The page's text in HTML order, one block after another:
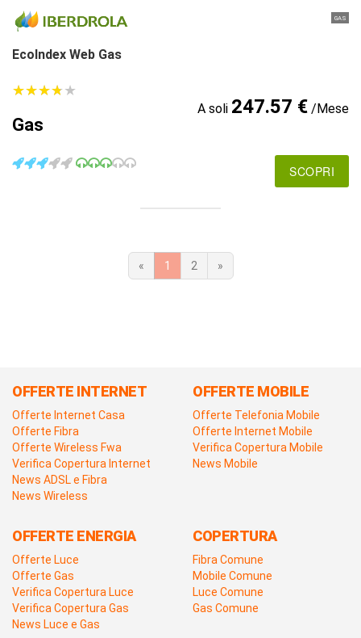
GAS
EcoIndex Web Gas
★★★★★
★★★★★
Gas
A soli 247.57 €/Mese
SCOPRI
« 1 2 »
OFFERTE INTERNET
Offerte Internet Casa
Offerte Fibra
Offerte Wireless Fwa
Verifica Copertura Internet
News ADSL e Fibra
News Wireless
OFFERTE MOBILE
Offerte Telefonia Mobile
Offerte Internet Mobile
Verifica Copertura Mobile
News Mobile
OFFERTE ENERGIA
Offerte Luce
Offerte Gas
Verifica Copertura Luce
Verifica Copertura Gas
News Luce e Gas
COPERTURA
Fibra Comune
Mobile Comune
Luce Comune
Gas Comune